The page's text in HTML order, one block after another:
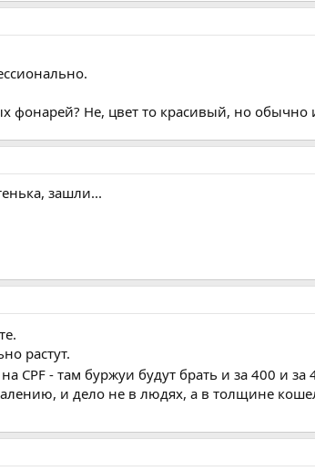
Не, цвет то красивый, но обычно
зашли...
растут.
CPF - там буржуи будут брать и за 400 и за
и дело не в людях, а в толщине